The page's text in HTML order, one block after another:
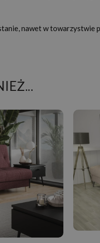
nawet w towarzystwie